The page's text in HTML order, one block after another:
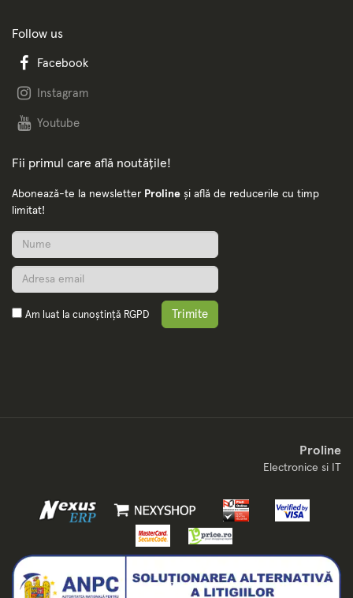
Follow us
Facebook
Instagram
Youtube
Fii primul care află noutățile!
Abonează-te la newsletter Proline și află de reducerile cu timp
limitat!
Am luat la cunoștință RGPD Trimite
Proline
Electronice si IT